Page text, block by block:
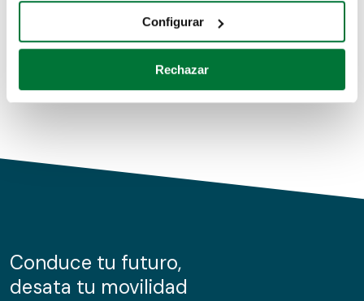
Identificar su dispositivo analizándolo activamente
para buscar características específicas (huellas
Obtenga más información sobre cómo se procesan sus
de cookies.
información sobre el uso que haga del sitio web con
nuestros partners de redes sociales, publicidad y análisis
Configurar
Rechazar
Conduce tu futuro,
desata tu movilidad